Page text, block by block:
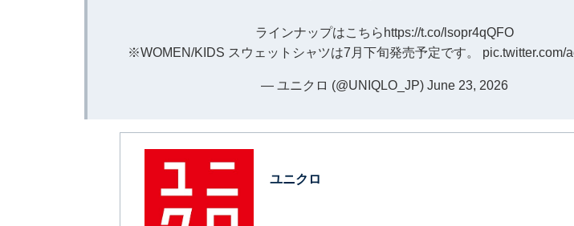
ラインナップはこちら https://t.co/lsopr4qQFO
※WOMEN/KIDS スウェットシャツは7月下旬発売予定です。 pic.twitter.com/
— ユニクロ (@UNIQLO_JP) June 23, 2026
ユニクロ